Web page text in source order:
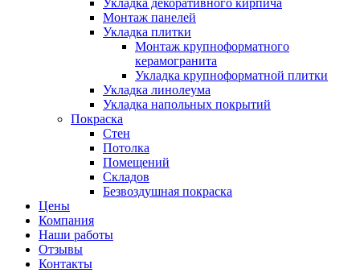
Укладка декоративного кирпича
Монтаж панелей
Укладка плитки
Монтаж крупноформатного
керамогранита
Укладка крупноформатной плитки
Укладка линолеума
Укладка напольных покрытий
Покраска
Стен
Потолка
Помещений
Складов
Безвоздушная покраска
Цены
Компания
Наши работы
Отзывы
Контакты